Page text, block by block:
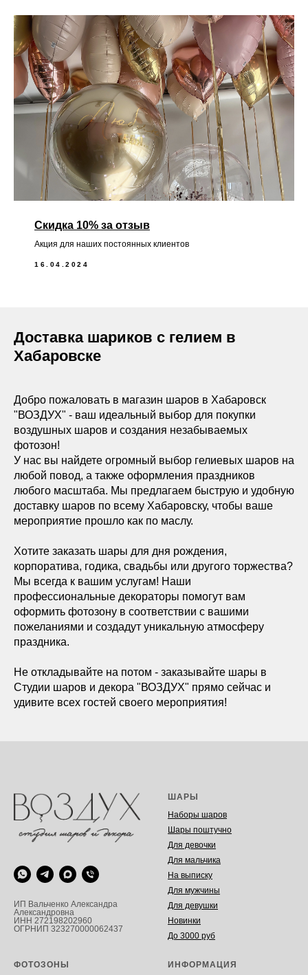
Скидка 10% за отзыв
Акция для наших постоянных клиентов
16.04.2024
Доставка шариков с гелием в
Хабаровске
Добро пожаловать в магазин шаров в Хабаровск
"ВОЗДУХ" - ваш идеальный выбор для покупки
воздушных шаров и создания незабываемых
фотозон!
У нас вы найдете огромный выбор гелиевых шаров на
любой повод, а также оформления праздников
любого масштаба. Мы предлагаем быструю и удобную
доставку шаров по всему Хабаровску, чтобы ваше
мероприятие прошло как по маслу.
Хотите заказать шары для дня рождения,
корпоратива, годика, свадьбы или другого торжества?
Мы всегда к вашим услугам! Наши
профессиональные декораторы помогут вам
оформить фотозону в соответствии с вашими
пожеланиями и создадут уникальную атмосферу
праздника.
Не откладывайте на потом - заказывайте шары в
Студии шаров и декора "ВОЗДУХ" прямо сейчас и
удивите всех гостей своего мероприятия!
ИП Вальченко Александра
Александровна
ИНН 272198202960
ОГРНИП 323270000062437
ШАРЫ
Наборы шаров
Шары поштучно
Для девочки
Для мальчика
На выписку
Для мужчины
Для девушки
Новинки
До 3000 руб
ФОТОЗОНЫ ИНФОРМАЦИЯ